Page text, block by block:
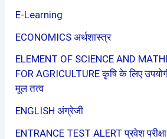
E-Learning
ECONOMICS अर्थशास्त्र
ELEMENT OF SCIENCE AND
FOR AGRICULTURE कृषि के लिए
मूल तत्व
ENGLISH अंग्रेजी
ENTRANCE TEST ALERT प्रवेश